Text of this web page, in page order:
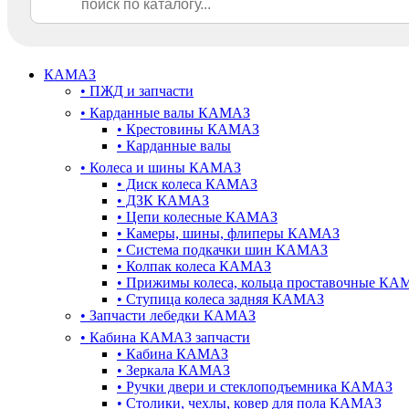
КАМАЗ
• ПЖД и запчасти
• Карданные валы КАМАЗ
• Крестовины КАМАЗ
• Карданные валы
• Колеса и шины КАМАЗ
• Диск колеса КАМАЗ
• ДЗК КАМАЗ
• Цепи колесные КАМАЗ
• Камеры, шины, флиперы КАМАЗ
• Система подкачки шин КАМАЗ
• Колпак колеса КАМАЗ
• Прижимы колеса, кольца проставочные
• Ступица колеса задняя КАМАЗ
• Запчасти лебедки КАМАЗ
• Кабина КАМАЗ запчасти
• Кабина КАМАЗ
• Зеркала КАМАЗ
• Ручки двери и стеклоподъемника КАМАЗ
• Столики, чехлы, ковер для пола КАМАЗ